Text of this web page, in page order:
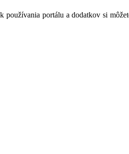
používania portálu a dodatkov si